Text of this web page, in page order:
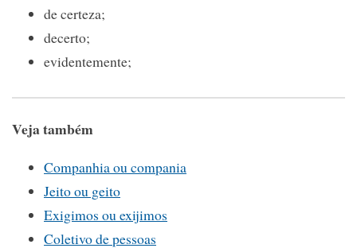
de certeza;
decerto;
evidentemente;
Veja também
Companhia ou compania
Jeito ou geito
Exigimos ou exijimos
Coletivo de pessoas